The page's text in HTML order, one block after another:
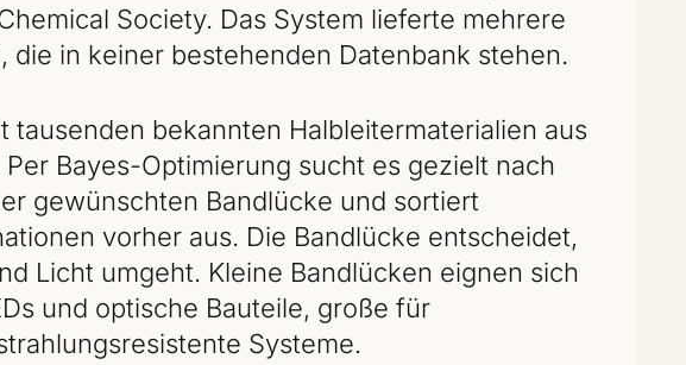
Society. Das System lieferte mehrere
die in keiner bestehenden Datenbank stehen.
tausenden bekannten Halbleitermaterialien aus
Bayes-Optimierung sucht es gezielt nach
gewünschten Bandlücke und sortiert
vorher aus. Die Bandlücke entscheidet,
Licht umgeht. Kleine Bandlücken eignen sich
und optische Bauteile, große für
Systeme.